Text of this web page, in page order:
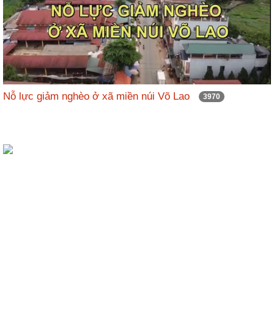
Nỗ lực giảm nghèo ở xã miền núi Võ Lao 3970